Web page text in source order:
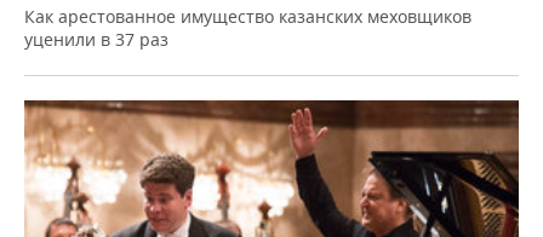
Как арестованное имущество казанских меховщиков
уценили в 37 раз